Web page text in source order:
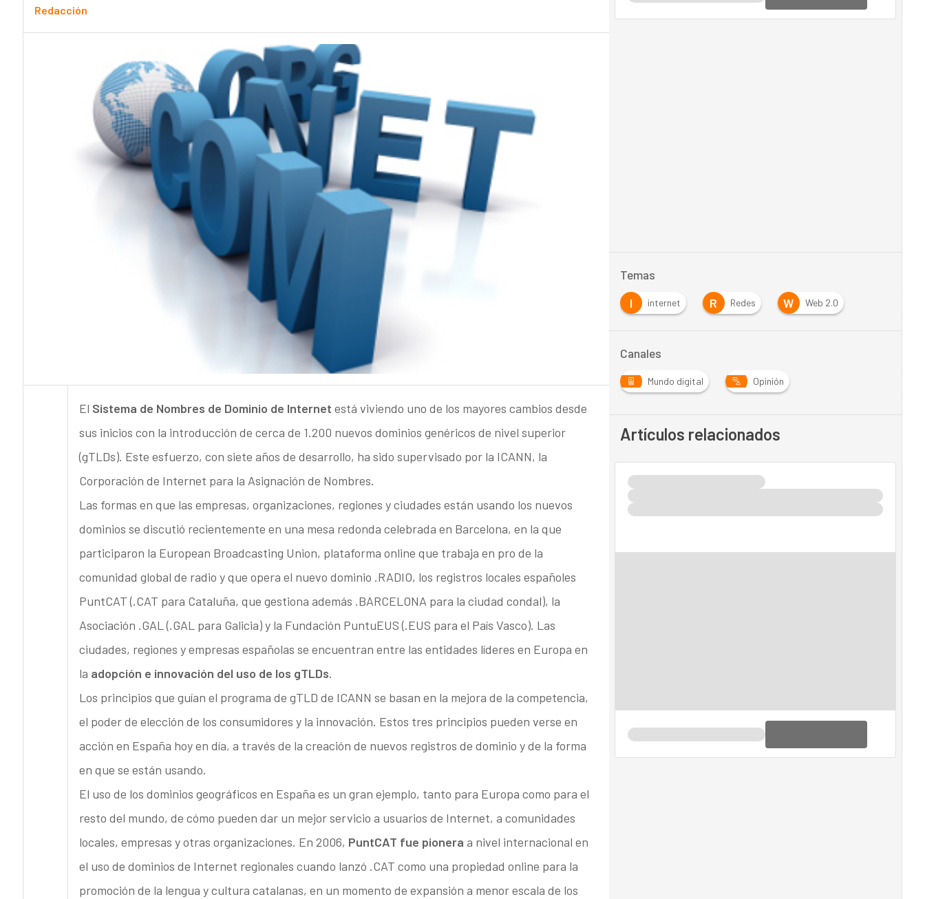
Redacción
El Sistema de Nombres de Dominio de Internet está viviendo uno de los mayores cambios desde
sus inicios con la introducción de cerca de 1.200 nuevos dominios genéricos de nivel superior
(gTLDs). Este esfuerzo, con siete años de desarrollo, ha sido supervisado por la ICANN, la
Corporación de Internet para la Asignación de Nombres.
Las formas en que las empresas, organizaciones, regiones y ciudades están usando los nuevos
dominios se discutió recientemente en una mesa redonda celebrada en Barcelona, en la que
participaron la European Broadcasting Union, plataforma online que trabaja en pro de la
comunidad global de radio y que opera el nuevo dominio .RADIO, los registros locales españoles
PuntCAT (.CAT para Cataluña, que gestiona además .BARCELONA para la ciudad condal), la
Asociación .GAL (.GAL para Galicia) y la Fundación PuntuEUS (.EUS para el País Vasco). Las
ciudades, regiones y empresas españolas se encuentran entre las entidades líderes en Europa en
la adopción e innovación del uso de los gTLDs.
Los principios que guían el programa de gTLD de ICANN se basan en la mejora de la competencia,
el poder de elección de los consumidores y la innovación. Estos tres principios pueden verse en
acción en España hoy en día, a través de la creación de nuevos registros de dominio y de la forma
en que se están usando.
El uso de los dominios geográficos en España es un gran ejemplo, tanto para Europa como para el
resto del mundo, de cómo pueden dar un mejor servicio a usuarios de Internet, a comunidades
locales, empresas y otras organizaciones. En 2006, PuntCAT fue pionera a nivel internacional en
el uso de dominios de Internet regionales cuando lanzó .CAT como una propiedad online para la
promoción de la lengua y cultura catalanas, en un momento de expansión a menor escala de los
Temas
I
internet R Redes W Web 2.0
Canales
Mundo digital Opinión
Artículos relacionados